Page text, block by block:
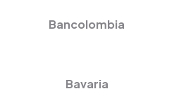
Bancolombia
Bavaria